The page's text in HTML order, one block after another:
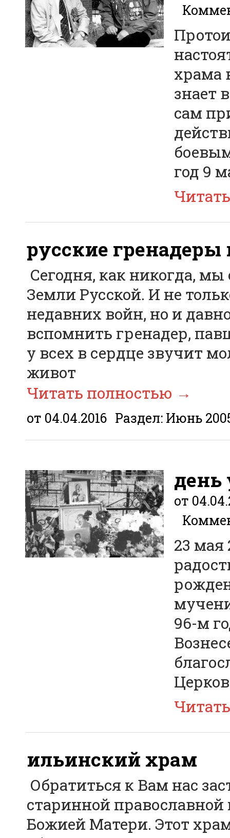
храма
знает
сам
год 9
русские гренадеры
Сегодня, как никогда,
Земли Русской. И не
недавних войн, но и
вспомнить гренадер,
у всех в сердце звучит
живот
Читать полностью →
от 04.04.2016 Раздел: Июнь
день
от
23 мая
96-м
ильинский храм
Обратиться к Вам нас
старинной
Божией Матери. Этот